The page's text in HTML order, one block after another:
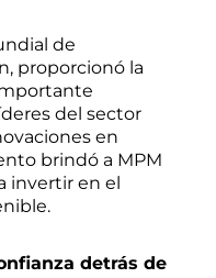
de
proporcionó la
del sector
en
brindó a MPM
invertir en el
detrás de